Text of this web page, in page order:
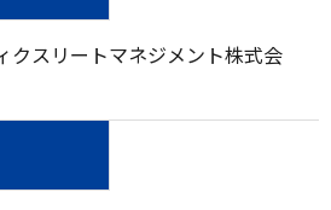
クスリートマネジメント株式会